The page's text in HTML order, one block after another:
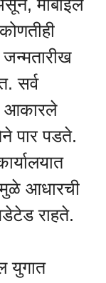
मोबाइल
सर्व
आकारले
पार पडते.
आधारची
राहते.
युगात